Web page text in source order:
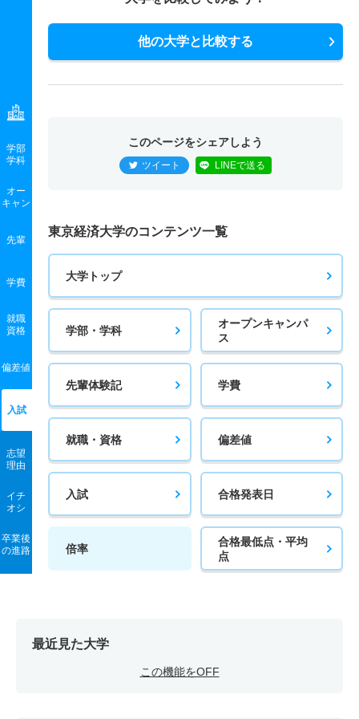
学部
学科
オー
キャン
先輩
学費
就職
資格
偏差値
入試
志望
理由
イチ
オシ
卒業後
の進路
他の大学と比較する
このページをシェアしよう
ツイート LINEで送る
東京経済大学のコンテンツ一覧
大学トップ
学部・学科
オープンキャンパ
ス
先輩体験記 学費
就職・資格 偏差値
入試 合格発表日
倍率
合格最低点・平均
点
最近見た大学
この機能をOFF